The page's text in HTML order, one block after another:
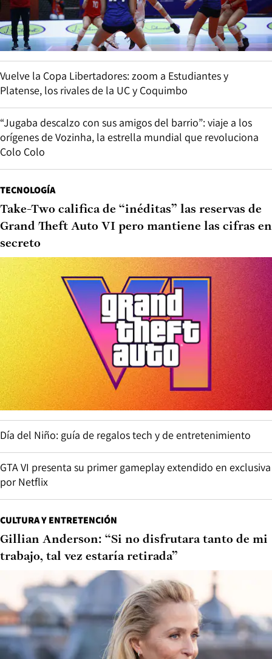
Vuelve la Copa Libertadores: zoom a Estudiantes y
Platense, los rivales de la UC y Coquimbo
“Jugaba descalzo con sus amigos del barrio”: viaje a los
orígenes de Vozinha, la estrella mundial que revoluciona
Colo Colo
TECNOLOGÍA
Take-Two califica de “inéditas” las reservas de
Grand Theft Auto VI pero mantiene las cifras en
secreto
Día del Niño: guía de regalos tech y de entretenimiento
GTA VI presenta su primer gameplay extendido en exclusiva
por Netflix
CULTURA Y ENTRETENCIÓN
Gillian Anderson: “Si no disfrutara tanto de mi
trabajo, tal vez estaría retirada”